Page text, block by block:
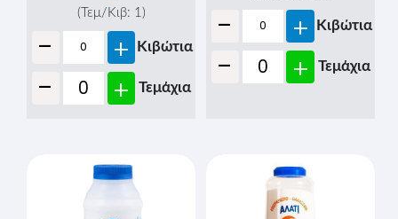
(Τεμ/Κιβ: 1 )
- + Κιβώτια
- + Τεμάχια
- + Κιβώτια
- + Τεμάχια